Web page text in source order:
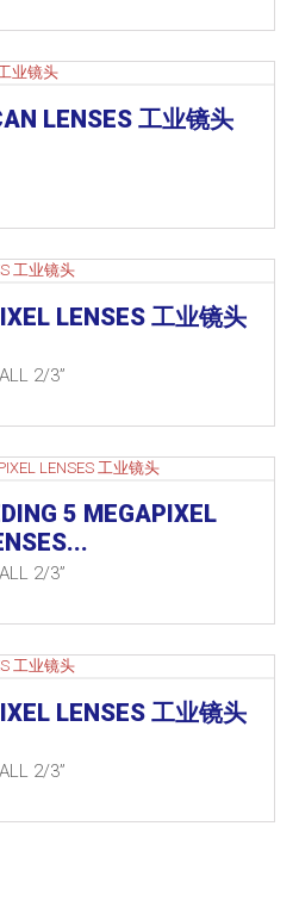
LENSES 工业镜头
LENSES 工业镜头
ALL 2/3”
5 MEGAPIXEL
ALL 2/3”
LENSES 工业镜头
ALL 2/3”